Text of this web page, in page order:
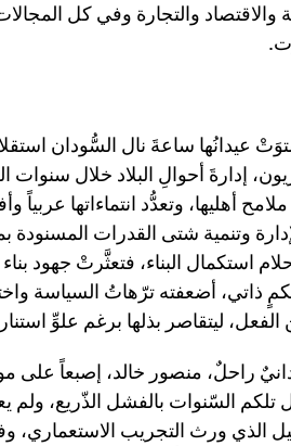
والتجارة وفي كل المجالات
إدارةَ أحوالِ البلاد خلال
أهليها، وتعدُّد انتماءاتها عربياً
وتنمية شتى القدرات
استكمال البناء، فتعثَّرتْ جهود
ذاتي، أضعفته ترّهاتُ السياسة
ليتقاصر بذلها برغم علوِّ
راحلٌ، منصور خالد، إصبعاً على
تلكم السّنوات بالفشل الذّريع،
الذي ورث التجريب الاستعماري،